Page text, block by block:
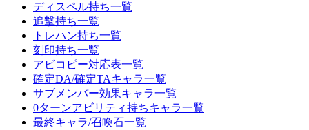
ディスペル持ち一覧
追撃持ち一覧
トレハン持ち一覧
刻印持ち一覧
アビコピー対応表一覧
確定DA/確定TAキャラ一覧
サブメンバー効果キャラ一覧
0ターンアビリティ持ちキャラ一覧
最終キャラ/召喚石一覧